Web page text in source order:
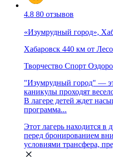
4.8 80 отзывов
«Изумрудный город»,
Хабаровск 440 км от
Творчество Спорт
"Изумрудный город" —
каникулы проходят
В лагере детей ждет
программа...
Этот лагерь находится в
перед бронированием
условиями трансфера,